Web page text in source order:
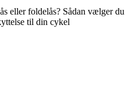
eller foldelås? Sådan vælger du
til din cykel